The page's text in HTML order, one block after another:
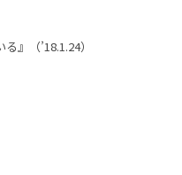
』（’18.1.24）